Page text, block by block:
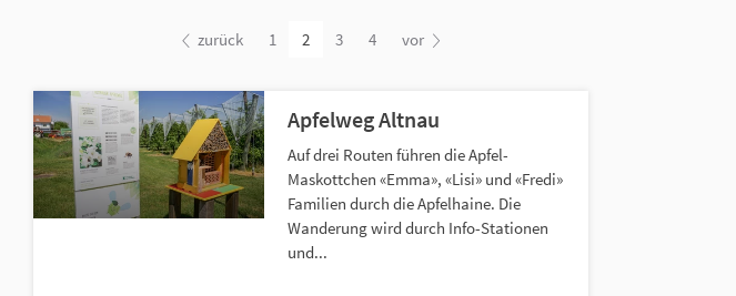
zurück 1 2 3 4 vor
Apfelweg Altnau
Auf drei Routen führen die Apfel-
Maskottchen «Emma», «Lisi» und «Fredi»
Familien durch die Apfelhaine. Die
Wanderung wird durch Info-Stationen
und...